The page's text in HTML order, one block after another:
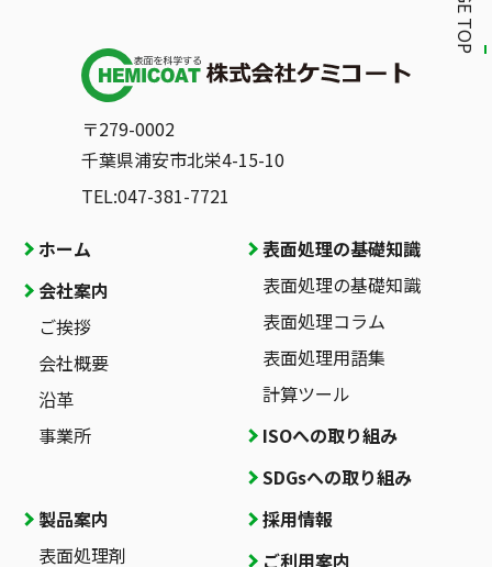
〒279-0002
千葉県浦安市北栄4-15-10
TEL:047-381-7721
ホーム
会社案内
ご挨拶
会社概要
沿革
事業所
製品案内
表面処理剤
表面処理の基礎知識
表面処理の基礎知識
表面処理コラム
表面処理用語集
計算ツール
ISOへの取り組み
SDGsへの取り組み
採用情報
ご利用案内